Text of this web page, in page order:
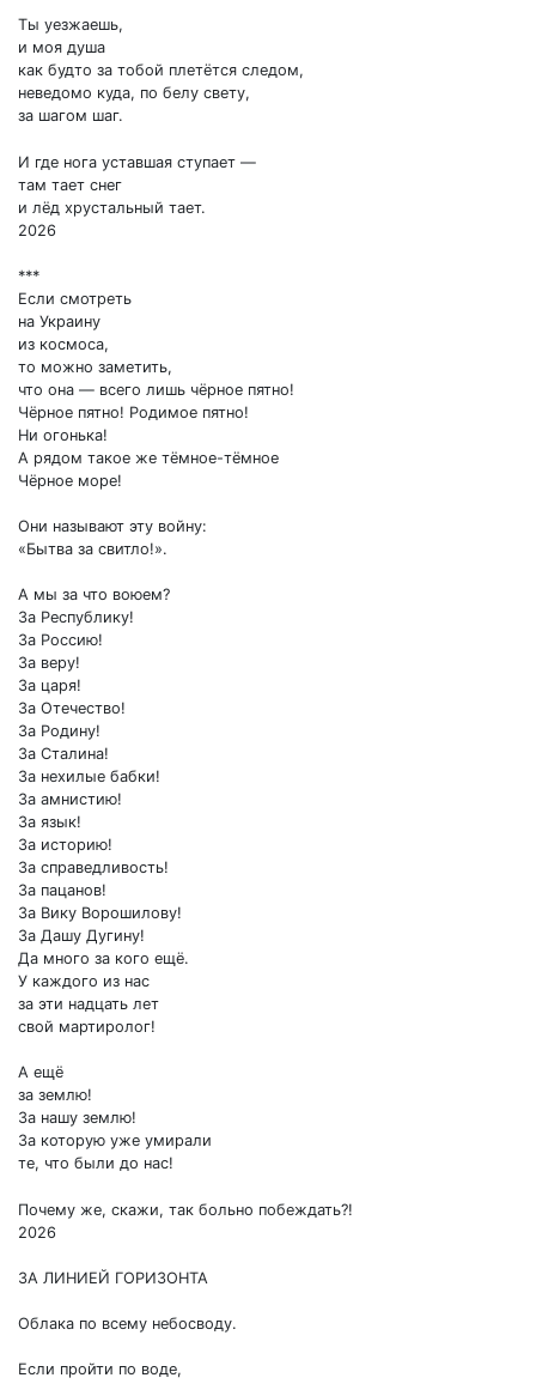
Ты уезжаешь,
и моя душа
как будто за тобой плетётся следом,
неведомо куда, по белу свету,
за шагом шаг.
И где нога уставшая ступает —
там тает снег
и лёд хрустальный тает.
2026
***
Если смотреть
на Украину
из космоса,
то можно заметить,
что она — всего лишь чёрное пятно!
Чёрное пятно! Родимое пятно!
Ни огонька!
А рядом такое же тёмное-тёмное
Чёрное море!
Они называют эту войну:
«Бытва за свитло!».
А мы за что воюем?
За Республику!
За Россию!
За веру!
За царя!
За Отечество!
За Родину!
За Сталина!
За нехилые бабки!
За амнистию!
За язык!
За историю!
За справедливость!
За пацанов!
За Вику Ворошилову!
За Дашу Дугину!
Да много за кого ещё.
У каждого из нас
за эти надцать лет
свой мартиролог!
А ещё
за землю!
За нашу землю!
За которую уже умирали
те, что были до нас!
Почему же, скажи, так больно побеждать?!
2026
ЗА ЛИНИЕЙ ГОРИЗОНТА
Облака по всему небосводу.
Если пройти по воде,